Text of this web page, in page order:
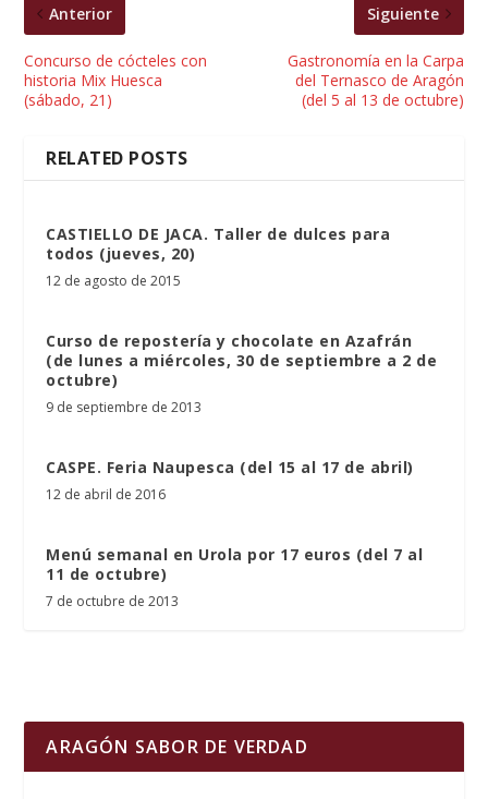
Anterior
Concurso de cócteles con
historia Mix Huesca
(sábado, 21)
Siguiente
Gastronomía en la Carpa
del Ternasco de Aragón
(del 5 al 13 de octubre)
RELATED POSTS
CASTIELLO DE JACA. Taller de dulces para
todos (jueves, 20)
12 de agosto de 2015
Curso de repostería y chocolate en Azafrán
(de lunes a miércoles, 30 de septiembre a 2 de
octubre)
9 de septiembre de 2013
CASPE. Feria Naupesca (del 15 al 17 de abril)
12 de abril de 2016
Menú semanal en Urola por 17 euros (del 7 al
11 de octubre)
7 de octubre de 2013
ARAGÓN SABOR DE VERDAD